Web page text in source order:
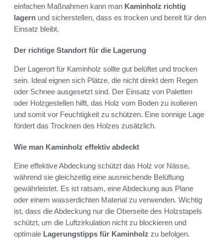
einfachen Maßnahmen kann man Kaminholz richtig
lagern und sicherstellen, dass es trocken und bereit für den
Einsatz bleibt.
Der richtige Standort für die Lagerung
Der Lagerort für Kaminholz sollte gut belüftet und trocken
sein. Ideal eignen sich Plätze, die nicht direkt dem Regen
oder Schnee ausgesetzt sind. Der Einsatz von Paletten
oder Holzgestellen hilft, das Holz vom Boden zu isolieren
und somit vor Feuchtigkeit zu schützen. Eine sonnige Lage
fördert das Trocknen des Holzes zusätzlich.
Wie man Kaminholz effektiv abdeckt
Eine effektive Abdeckung schützt das Holz vor Nässe,
während sie gleichzeitig eine ausreichende Belüftung
gewährleistet. Es ist ratsam, eine Abdeckung aus Plane
oder einem wasserdichten Material zu verwenden. Wichtig
ist, dass die Abdeckung nur die Oberseite des Holzstapels
schützt, um die Luftzirkulation nicht zu blockieren und
optimale Lagerungstipps für Kaminholz zu befolgen.